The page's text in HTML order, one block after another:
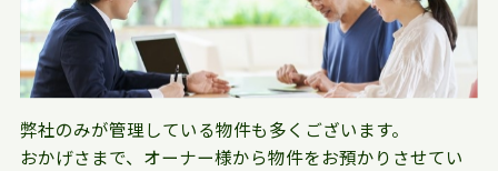
弊社のみが管理している物件も多くございます。
おかげさまで、オーナー様から物件をお預かりさせてい